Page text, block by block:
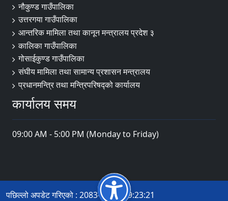
नौकुण्ड गाउँपालिका
उत्तरगया गाउँपालिका
आन्तरिक मामिला तथा कानून मन्त्रालय प्रदेश ३
कालिका गाउँपालिका
गोसाईकुण्ड गाउँपालिका
संघीय मामिला तथा सामान्य प्रशासन मन्त्रालय
प्रधानमन्त्रि तथा मन्त्रिपरिषद्को कार्यालय
कार्यालय समय
09:00 AM - 5:00 PM (Monday to Friday)
पछिल्लो अपडेट गरिएको : 2083-04-22 09:23:21